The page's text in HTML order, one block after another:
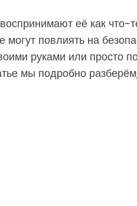
её как
повлиять на
руками или просто
мы подробно